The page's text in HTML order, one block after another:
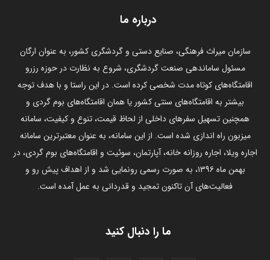
درباره ما
سازمان میراث فرهنگی، صنایع دستی و گردشگری کشور، به عنوان ارگان
مسئول ساماندهی صنعت گردشگری، شروع به نظارت در حوزه رزرو
اقامتگاه‌های کوتاه مدت شخصی کرده است. در این راستا و با هدف توجه
بیشتر به اقامتگاه‌های سنتی کشور یا همان اقامتگاه‌های بوم گردی و
همچنین تسهیل سفرهای داخلی از لحاظ قیمت، تنوع و کیفیت، سامانه
میزبون راه اندازی شده است. از این سامانه، به عنوان معتبرترین سامانه
اجاره ویلا، اجاره روزانه خانه، آپارتمان، سوئیت و اقامتگاه‌های بوم گردی، در
بهمن ماه ۱۳۹۶، به صورت رسمی رونمایی شد و از اهداف پیش رو و
فعالیت‌های آن تاکنون تمجید و قدردانی به عمل آمده است.
ما را دنبال کنید